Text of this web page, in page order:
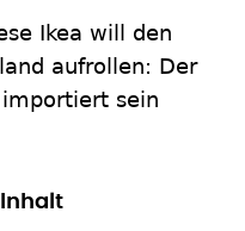
Ikea will den
aufrollen: Der
sein